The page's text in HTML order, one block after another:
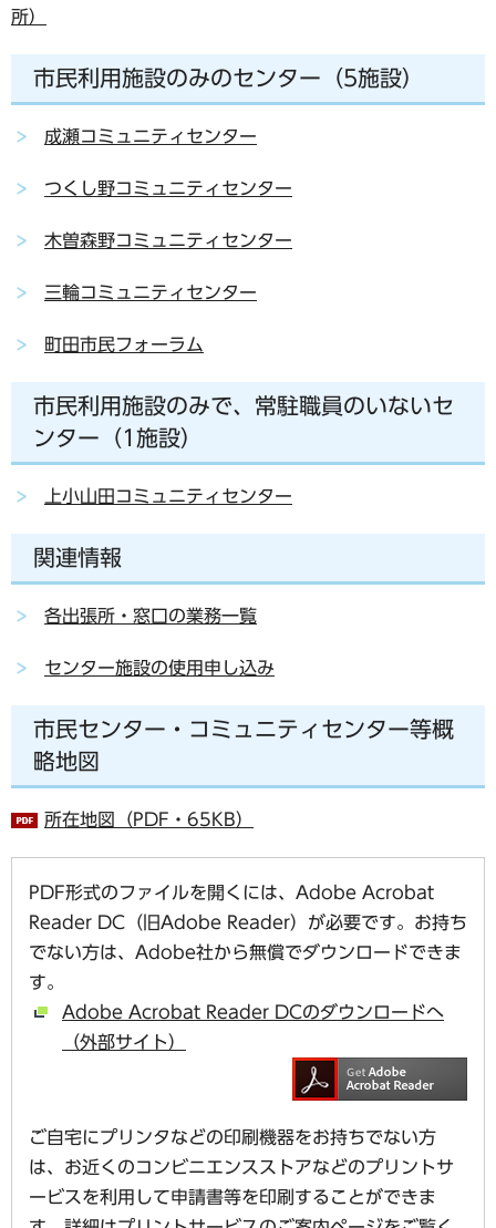
所）
市民利用施設のみのセンター（5施設）
成瀬コミュニティセンター
つくし野コミュニティセンター
木曽森野コミュニティセンター
三輪コミュニティセンター
町田市民フォーラム
市民利用施設のみで、常駐職員のいないセ
ンター（1施設）
上小山田コミュニティセンター
関連情報
各出張所・窓口の業務一覧
センター施設の使用申し込み
市民センター・コミュニティセンター等概
略地図
所在地図（PDF・65KB）
PDF形式のファイルを開くには、Adobe Acrobat
Reader DC（旧Adobe Reader）が必要です。お持ち
でない方は、Adobe社から無償でダウンロードできま
す。
Adobe Acrobat Reader DCのダウンロードへ
（外部サイト）
ご自宅にプリンタなどの印刷機器をお持ちでない方
は、お近くのコンビニエンスストアなどのプリントサ
ービスを利用して申請書等を印刷することができま